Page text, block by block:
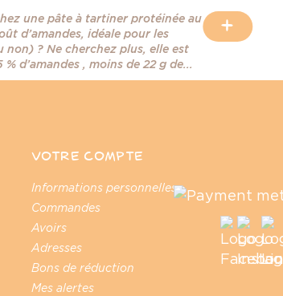
une pâte à tartiner protéinée au
d’amandes, idéale pour les
non) ? Ne cherchez plus, elle est
% d’amandes , moins de 22 g de...
+
VOTRE COMPTE
Informations personnelles
Commandes
Avoirs
Adresses
Bons de réduction
Mes alertes